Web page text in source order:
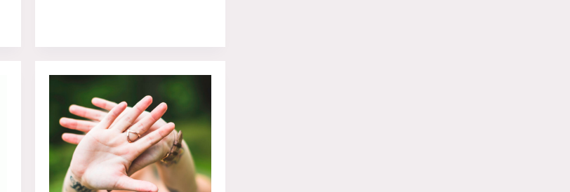
pour
la
JE
des
doctorant·es
du
CERLIS